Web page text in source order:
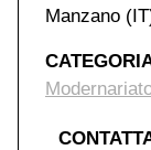
Manzano